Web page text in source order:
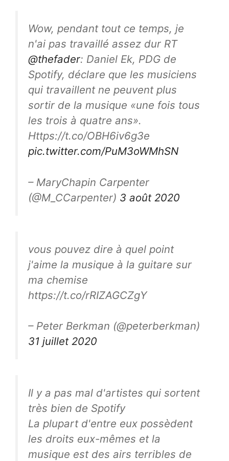
Wow, pendant tout ce temps, je
n'ai pas travaillé assez dur RT
@thefader: Daniel Ek, PDG de
Spotify, déclare que les musiciens
qui travaillent ne peuvent plus
sortir de la musique «une fois tous
les trois à quatre ans».
Https://t.co/OBH6iv6g3e
pic.twitter.com/PuM3oWMhSN
– MaryChapin Carpenter
(@M_CCarpenter) 3 août 2020
vous pouvez dire à quel point
j'aime la musique à la guitare sur
ma chemise
https://t.co/rRIZAGCZgY
– Peter Berkman (@peterberkman)
31 juillet 2020
Il y a pas mal d'artistes qui sortent
très bien de Spotify
La plupart d'entre eux possèdent
les droits eux-mêmes et la
musique est des airs terribles de